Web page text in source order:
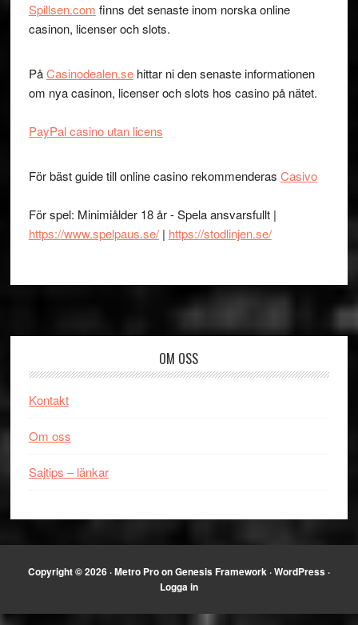
Spillsen.com finns det senaste inom norska online
casinon, licenser och slots.
PåCasinodealen.sehittar ni den senaste informationen
om nya casinon, licenser och slots hos casino på nätet.
PayPal casino utan licens
För bäst guide till online casino rekommenderas Casivo
För spel: Minimiålder 18 år - Spela ansvarsfullt |
https://www.spelpaus.se/| https://stodlinjen.se/
OM OSS
Kontakt
Om oss
Sajtips – länkar
Copyright © 2026 ·Metro ProonGenesis Framework ·WordPress ·
Logga in